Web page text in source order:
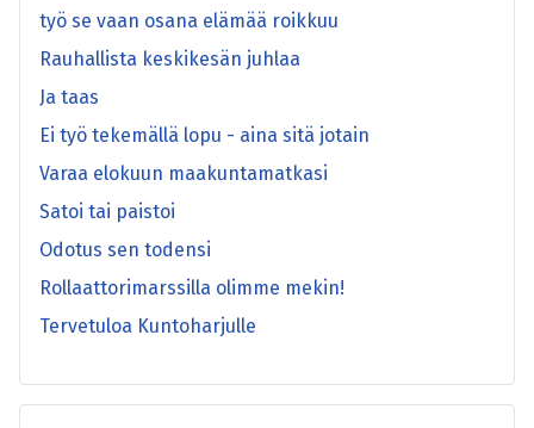
työ se vaan osana elämää roikkuu
Rauhallista keskikesän juhlaa
Ja taas
Ei työ tekemällä lopu - aina sitä jotain
Varaa elokuun maakuntamatkasi
Satoi tai paistoi
Odotus sen todensi
Rollaattorimarssilla olimme mekin!
Tervetuloa Kuntoharjulle